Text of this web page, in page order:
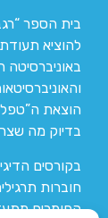
בית הספר
להוציא
הוצאת
בדיוק מה
בקורסים
חוברות
החומרים